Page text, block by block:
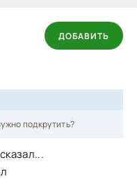
ДОБАВИТЬ
подкрутить?